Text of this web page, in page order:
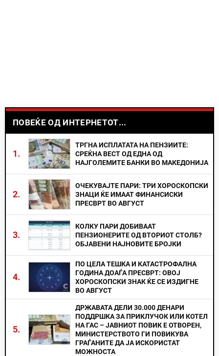
ПОВЕЌЕ ОД ИНТЕРНЕТОТ...
1.
ТРГНА ИСПЛАТАТА НА ПЕНЗИИТЕ:
СРЕЌНА ВЕСТ ОД ЕДНА ОД
НАЈГОЛЕМИТЕ БАНКИ ВО МАКЕДОНИЈА
2.
ОЧЕКУВАЈТЕ ПАРИ: ТРИ ХОРОСКОПСКИ
ЗНАЦИ ЌЕ ИМААТ ФИНАНСИСКИ
ПРЕСВРТ ВО АВГУСТ
3.
КОЛКУ ПАРИ ДОБИВААТ
ПЕНЗИОНЕРИТЕ ОД ВТОРИОТ СТОЛБ?
ОБЈАВЕНИ НАЈНОВИТЕ БРОЈКИ
4.
ПО ЦЕЛА ТЕШКА И КАТАСТРОФАЛНА
ГОДИНА ДОАЃА ПРЕСВРТ: ОВОЈ
ХОРОСКОПСКИ ЗНАК ЌЕ СЕ ИЗДИГНЕ
ВО АВГУСТ
5.
ДРЖАВАТА ДЕЛИ 30.000 ДЕНАРИ
ПОДДРШКА ЗА ПРИКЛУЧОК ИЛИ КОТЕЛ
НА ГАС – ЈАВНИОТ ПОВИК Е ОТВОРЕН,
МИНИСТЕРСТВОТО ГИ ПОВИКУВА
ГРАЃАНИТЕ ДА ЈА ИСКОРИСТАТ
МОЖНОСТА